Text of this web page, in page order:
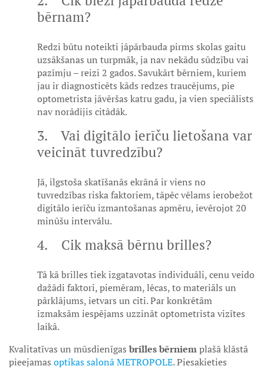
bērnam?
Redzi būtu noteikti jāpārbauda pirms skolas gaitu
uzsākšanas un turpmāk, ja nav nekādu sūdzību vai
pazīmju – reizi 2 gados. Savukārt bērniem, kuriem
jau ir diagnosticēts kāds redzes traucējums, pie
optometrista jāvēršas katru gadu, ja vien speciālists
nav norādījis citādāk.
3. Vai digitālo ierīču lietošana var
veicināt tuvredzību?
Jā, ilgstoša skatīšanās ekrānā ir viens no
tuvredzības riska faktoriem, tāpēc vēlams ierobežot
digitālo ierīču izmantošanas apmēru, ievērojot 20
minūšu intervālu.
4. Cik maksā bērnu brilles?
Tā kā brilles tiek izgatavotas individuāli, cenu veido
dažādi faktori, piemēram, lēcas, to materiāls un
pārklājums, ietvars un citi. Par konkrētām
izmaksām iespējams uzzināt optometrista vizītes
laikā.
Kvalitatīvas un mūsdienīgas brilles bērniemplašā klāstā
pieejamas optikas salonā METROPOLE. Piesakieties